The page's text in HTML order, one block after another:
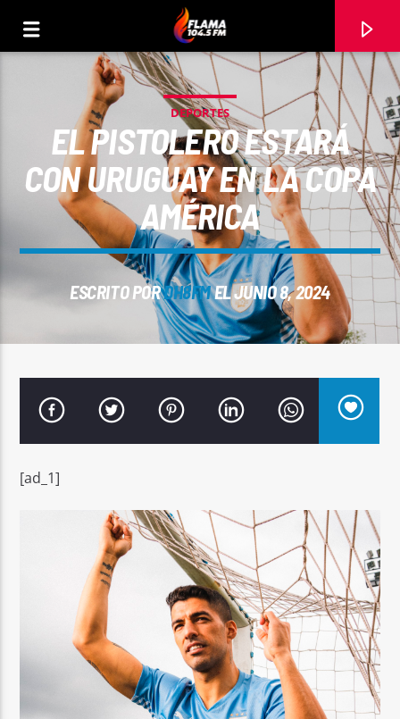
DEPORTES
EL PISTOLERO ESTARÁ
CON URUGUAY EN LA COPA
AMÉRICA
ESCRITO PORDH8FMEL JUNIO 8, 2024
[ad_1]